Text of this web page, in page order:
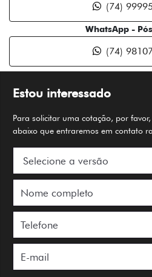
Estou interessado
Para solicitar uma cotação, por
abaixo que entraremos em contato
(74)
WhatsApp -
(74)